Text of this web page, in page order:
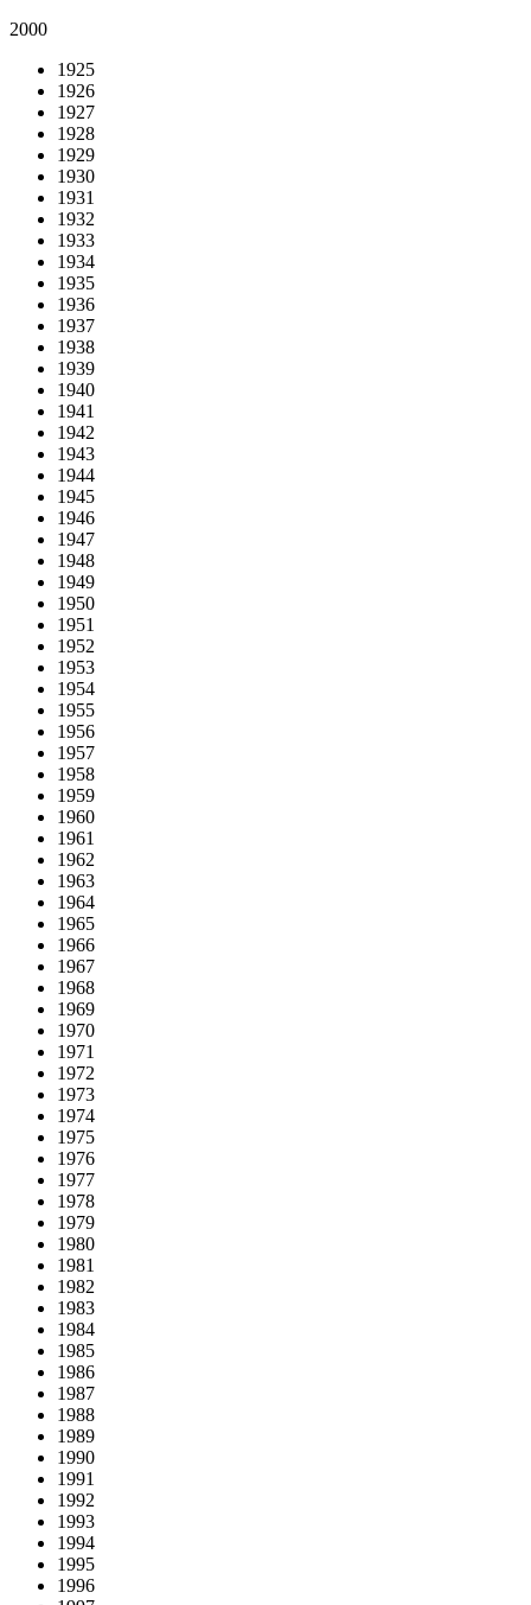
2000
1925
1926
1927
1928
1929
1930
1931
1932
1933
1934
1935
1936
1937
1938
1939
1940
1941
1942
1943
1944
1945
1946
1947
1948
1949
1950
1951
1952
1953
1954
1955
1956
1957
1958
1959
1960
1961
1962
1963
1964
1965
1966
1967
1968
1969
1970
1971
1972
1973
1974
1975
1976
1977
1978
1979
1980
1981
1982
1983
1984
1985
1986
1987
1988
1989
1990
1991
1992
1993
1994
1995
1996